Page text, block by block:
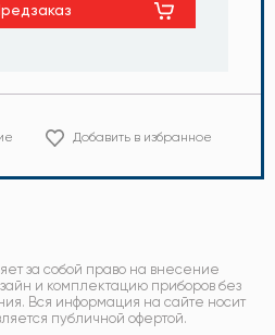
Добавить в избранное
за собой право на внесение
и комплектацию приборов без
Вся информация на сайте носит
публичной офертой.